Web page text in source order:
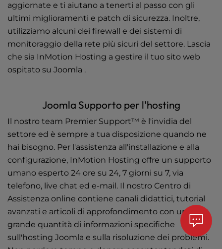
aggiornate e ti aiutano a tenerti al passo con gli
ultimi miglioramenti e patch di sicurezza. Inoltre,
utilizziamo alcuni dei firewall e dei sistemi di
monitoraggio della rete più sicuri del settore. Lascia
che sia InMotion Hosting a gestire il tuo sito web
ospitato su Joomla .
Joomla Supporto per l'hosting
Il nostro team Premier Support™ è l'invidia del
settore ed è sempre a tua disposizione quando ne
hai bisogno. Per l'assistenza all'installazione e alla
configurazione, InMotion Hosting offre un supporto
umano esperto 24 ore su 24, 7 giorni su 7, via
telefono, live chat ed e-mail. Il nostro Centro di
Assistenza online contiene canali didattici, tutorial
avanzati e articoli di approfondimento con una
grande quantità di informazioni specifiche
sull'hosting Joomla e sulla risoluzione dei problemi.